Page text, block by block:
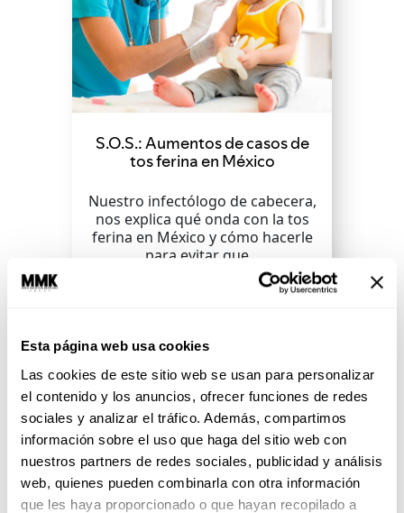
Esta página web usa cookies
Las cookies de este sitio web se usan para personalizar
el contenido y los anuncios, ofrecer funciones de redes
sociales y analizar el tráfico. Además, compartimos
información sobre el uso que haga del sitio web con
nuestros partners de redes sociales, publicidad y análisis
web, quienes pueden combinarla con otra información
que les haya proporcionado o que hayan recopilado a
S.O.S.: Aumentos de casos de
tos ferina en México
Nuestro infectólogo de cabecera,
nos explica qué onda con la tos
ferina en México y cómo hacerle
para evitar que...